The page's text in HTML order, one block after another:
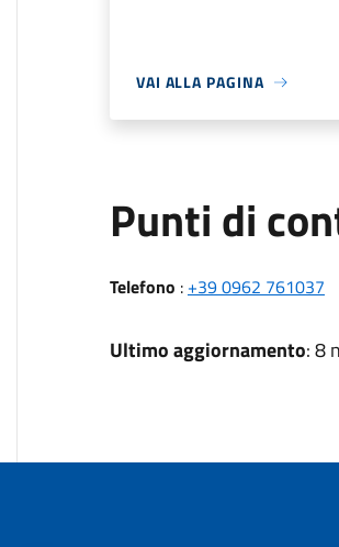
VAI ALLA PAGINA
Punti di
Telefono : +39 0962 761037
Ultimo aggiornamento: 8